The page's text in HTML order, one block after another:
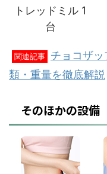
トレッドミル 1
台
関連記事
チョコザ
類・重量を徹底解説
そのほかの設備